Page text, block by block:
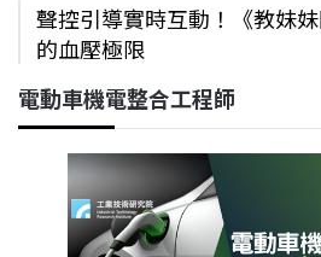
聲控引導實時互動！《教妹
的血壓極限
電動車機電整合工程師